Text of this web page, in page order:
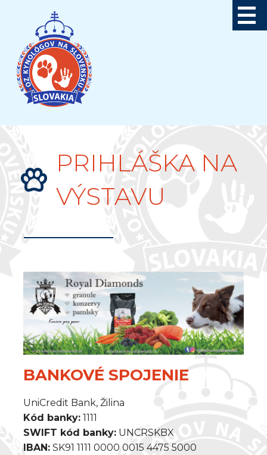
content
PRIHLÁŠKA NA
VÝSTAVU
BANKOVÉ SPOJENIE
UniCredit Bank, Žilina
Kód banky: 1111
SWIFT kód banky: UNCRSKBX
IBAN: SK91 1111 0000 0015 4475 5000